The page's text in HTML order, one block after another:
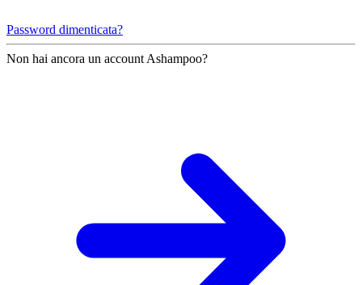
Password dimenticata?
Non hai ancora un account Ashampoo?